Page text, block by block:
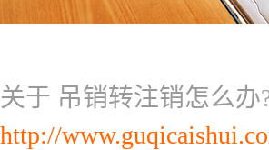
关于 吊销转注销怎么
http://